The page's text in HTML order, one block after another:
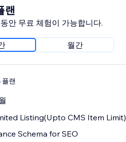
랜
안 무료 체험이 가능합니다.
월간
랜
Listing(Upto CMS Item Limit)
Schema for SEO